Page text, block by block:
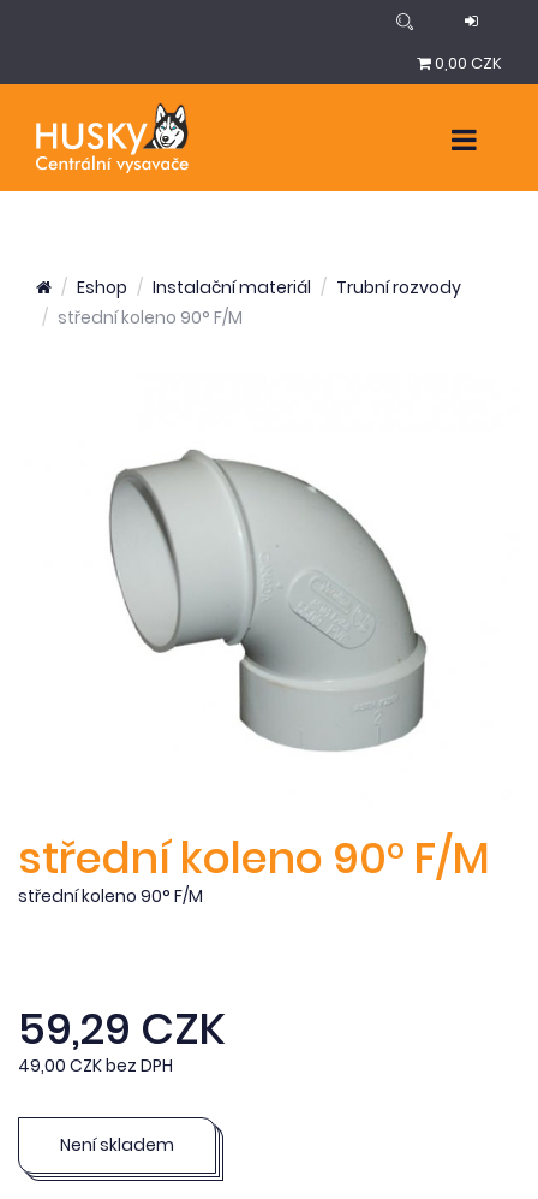
0,00 CZK
Eshop Instalační materiál
Trubní rozvody
střední koleno 90° F/M
střední koleno 90° F/M
střední koleno 90° F/M
59,29 CZK
49,00 CZK bez DPH
Není skladem